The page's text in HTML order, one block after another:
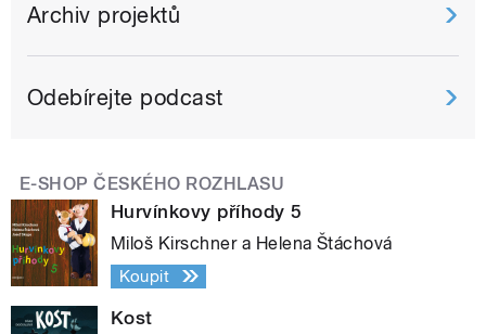
Archiv projektů
Odebírejte podcast
E-SHOP ČESKÉHO ROZHLASU
Hurvínkovy příhody 5
Miloš Kirschner a Helena Štáchová
Koupit
Kost